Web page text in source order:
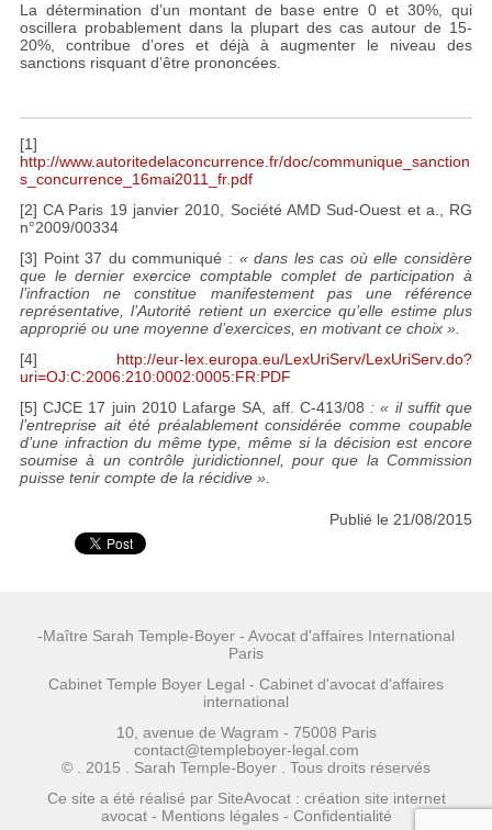
La détermination d’un montant de base entre 0 et 30%, qui
oscillera probablement dans la plupart des cas autour de 15-
20%, contribue d’ores et déjà à augmenter le niveau des
sanctions risquant d’être prononcées.
[1]
http://www.autoritedelaconcurrence.fr/doc/communique_sanction
s_concurrence_16mai2011_fr.pdf
[2] CA Paris 19 janvier 2010, Société AMD Sud-Ouest et a., RG
n°2009/00334
[3] Point 37 du communiqué : « dans les cas où elle considère
que le dernier exercice comptable complet de participation à
l’infraction ne constitue manifestement pas une référence
représentative, l’Autorité retient un exercice qu’elle estime plus
approprié ou une moyenne d’exercices, en motivant ce choix ».
[4] http://eur-lex.europa.eu/LexUriServ/LexUriServ.do?
uri=OJ:C:2006:210:0002:0005:FR:PDF
[5] CJCE 17 juin 2010 Lafarge SA, aff. C-413/08: « il suffit que
l’entreprise ait été préalablement considérée comme coupable
d’une infraction du même type, même si la décision est encore
soumise à un contrôle juridictionnel, pour que la Commission
puisse tenir compte de la récidive ».
Publié le 21/08/2015
-Maître Sarah Temple-Boyer - Avocat d'affaires International
Paris
Cabinet Temple Boyer Legal - Cabinet d'avocat d'affaires
international
10, avenue de Wagram - 75008 Paris
contact@templeboyer-legal.com
© . 2015 . Sarah Temple-Boyer . Tous droits réservés
Ce site a été réalisé par SiteAvocat : création site internet
avocat- Mentions légales- Confidentialité